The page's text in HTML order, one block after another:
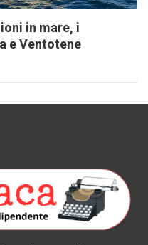
in mare, i
e Ventotene